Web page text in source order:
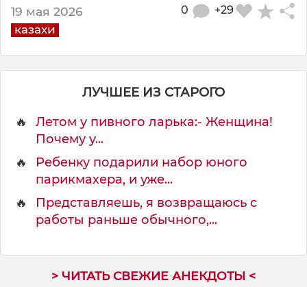
19 мая 2026
казахи
+29
0
ЛУЧШЕЕ ИЗ СТАРОГО
🔥
Летом у пивного ларька:- Женщина!
Почему у...
🔥
Ребенку подарили набор юного
парикмахера, и уже...
🔥
Представляешь, я возвращаюсь с
работы раньше обычного,...
> ЧИТАТЬ СВЕЖИЕ АНЕКДОТЫ <